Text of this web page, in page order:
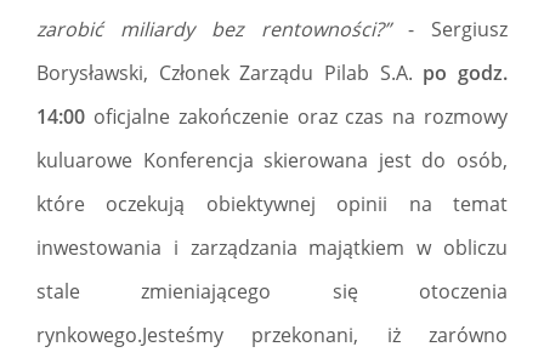
zarobić miliardy bez rentowności?”- Sergiusz
Borysławski, Członek Zarządu Pilab S.A. po godz.
14:00 oficjalne zakończenie oraz czas na rozmowy
kuluarowe Konferencja skierowana jest do osób,
które oczekują obiektywnej opinii na temat
inwestowania i zarządzania majątkiem w obliczu
stale zmieniającego się otoczenia
rynkowego.Jesteśmy przekonani, iż zarówno